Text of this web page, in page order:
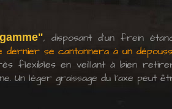
, disposant d'un frein
dernier se cantonnera à un
flexibles en veillant à bien
Un léger graissage du l'axe peut